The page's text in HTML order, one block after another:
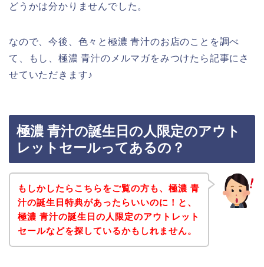
どうかは分かりませんでした。
なので、今後、色々と極濃 青汁のお店のことを調べ
て、もし、極濃 青汁のメルマガをみつけたら記事にさ
せていただきます♪
極濃 青汁の誕生日の人限定のアウト
レットセールってあるの？
もしかしたらこちらをご覧の方も、極濃 青
汁の誕生日特典があったらいいのに！と、
極濃 青汁の誕生日の人限定のアウトレット
セールなどを探しているかもしれません。